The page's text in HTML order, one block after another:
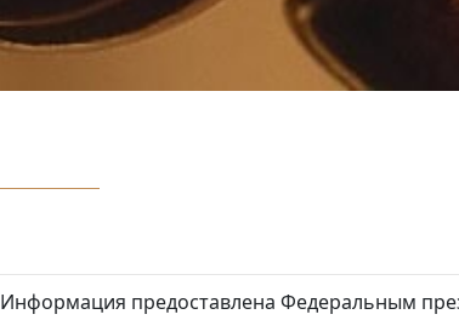
Информация предоставлена ​​Федеральным